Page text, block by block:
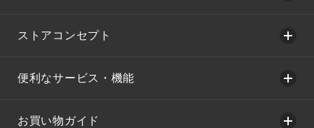
ストアコンセプト
便利なサービス・機能
お買い物ガイド